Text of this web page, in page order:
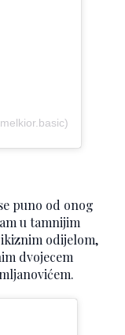
puno od onog
u tamnijim
odijelom,
dvojecem